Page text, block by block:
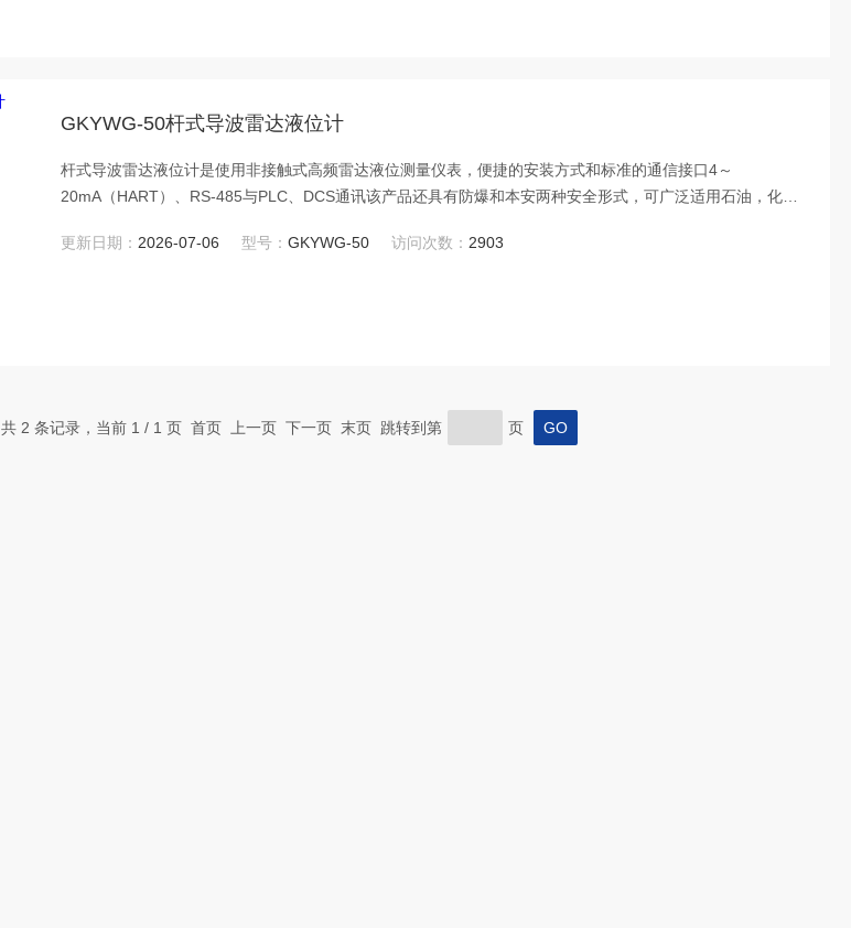
GKYWG-50杆式导波雷达液位计
杆式导波雷达液位计是使用非接触式高频雷达液位测量仪表，便捷的安装方式和标准的通信接口4～
20mA（HART）、RS-485与PLC、DCS通讯该产品还具有防爆和本安两种安全形式，可广泛适用石油，化
更新日期： 2026-07-06 型号：GKYWG-50 访问次数： 2903
共 2 条记录，当前 1 / 1 页 首页 上一页 下一页 末页 跳转到第 页